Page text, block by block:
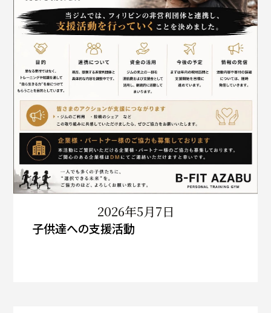
2026年5月7日
子供達への支援活動